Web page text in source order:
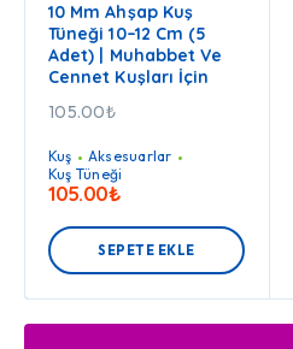
10 Mm Ahşap Kuş
Tüneği 10–12 Cm (5
Adet) | Muhabbet Ve
Cennet Kuşları İçin
105.00₺
Kuş
Aksesuarlar
Kuş Tüneği
105.00₺
SEPETE EKLE